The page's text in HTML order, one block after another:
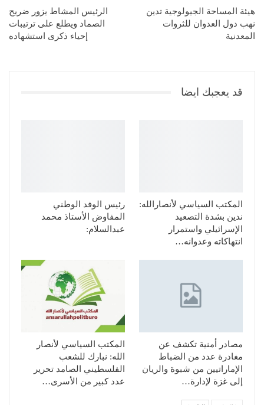
هيئة المساحة الجيولوجية تدين
نهب دول العدوان للثروات
المعدنية
الرئيس المشاط يزور ضريح
الصماد ويطلع على ترتيبات
إحياء ذكرى استشهاده
قد يعجبك ايضا
المكتب السياسي لأنصارالله:
ندين بشدة التصعيد
الإسرائيلي واستمرار
انتهاكاته وعدوانه…
رئيس الوفد الوطني
المفاوض الأستاذ محمد
عبدالسلام:
مصادر أمنية تكشف عن
مغادرة عدد من الضباط
الإماراتيين من شبوة والريان
إلى غزة لإدارة…
المكتب السياسي لأنصار
الله: نبارك للشعب
الفلسطيني الصامد تحرير
عدد كبير من الأسرى…